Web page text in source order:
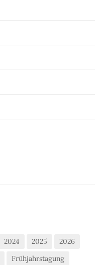
2024 2025
2026
Frühjahrstagung